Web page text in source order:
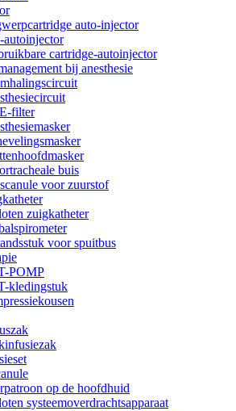
auto-injector
autoinjector
cartridge-autoinjector
bij anesthesie
filter
buis
voor zuurstof
zuigkatheter
voor spuitbus
POMP
kledingstuk
op de hoofdhuid
systeemoverdrachtsapparaat